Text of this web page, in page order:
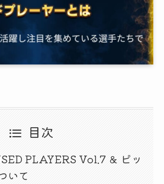
目次
PLAYERS Vol.7 ＆ ピッ
いて